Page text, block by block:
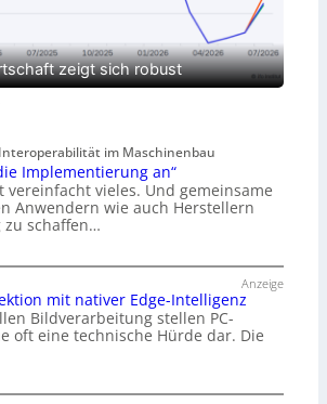
zeigt sich robust
im Maschinenbau
Implementierung an“
vieles. Und gemeinsame
Anwendern wie auch Herstellern
schaffen…
Anzeige
mit nativer Edge-Intelligenz
Bildverarbeitung stellen PC-
oft eine technische Hürde dar. Die